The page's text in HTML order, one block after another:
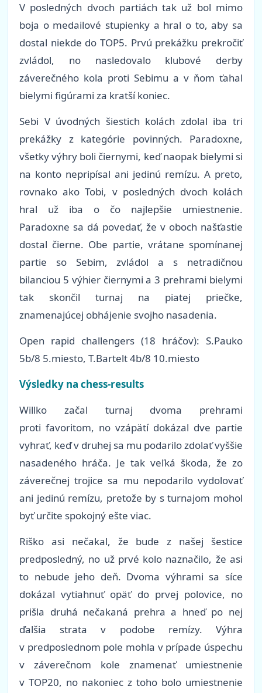
V posledných dvoch partiách tak už bol mimo
boja o medailové stupienky a hral o to, aby sa
dostal niekde do TOP5. Prvú prekážku prekročiť
zvládol, no nasledovalo klubové derby
záverečného kola proti Sebimu a v ňom ťahal
bielymi figúrami za kratší koniec.
Sebi V úvodných šiestich kolách zdolal iba tri
prekážky z kategórie povinných. Paradoxne,
všetky výhry boli čiernymi, keď naopak bielymi si
na konto nepripísal ani jedinú remízu. A preto,
rovnako ako Tobi, v posledných dvoch kolách
hral už iba o čo najlepšie umiestnenie.
Paradoxne sa dá povedať, že v oboch našťastie
dostal čierne. Obe partie, vrátane spomínanej
partie so Sebim, zvládol a s netradičnou
bilanciou 5 výhier čiernymi a 3 prehrami bielymi
tak skončil turnaj na piatej priečke,
znamenajúcej obhájenie svojho nasadenia.
Open rapid challengers (18 hráčov): S.Pauko
5b/8 5.miesto, T.Bartelt 4b/8 10.miesto
Výsledky na chess-results
Willko začal turnaj dvoma prehrami
proti favoritom, no vzápätí dokázal dve partie
vyhrať, keď v druhej sa mu podarilo zdolať vyššie
nasadeného hráča. Je tak veľká škoda, že zo
záverečnej trojice sa mu nepodarilo vydolovať
ani jedinú remízu, pretože by s turnajom mohol
byť určite spokojný ešte viac.
Riško asi nečakal, že bude z našej šestice
predposledný, no už prvé kolo naznačilo, že asi
to nebude jeho deň. Dvoma výhrami sa síce
dokázal vytiahnuť opäť do prvej polovice, no
prišla druhá nečakaná prehra a hneď po nej
ďalšia strata v podobe remízy. Výhra
v predposlednom pole mohla v prípade úspechu
v záverečnom kole znamenať umiestnenie
v TOP20, no nakoniec z toho bolo umiestnenie